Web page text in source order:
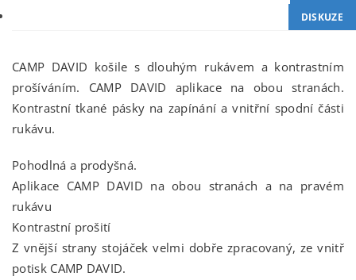
DISKUZE
CAMP DAVID košile s dlouhým rukávem a kontrastním
prošíváním. CAMP DAVID aplikace na obou stranách.
Kontrastní tkané pásky na zapínání a vnitřní spodní části
rukávu.
Pohodlná a prodyšná.
Aplikace CAMP DAVID na obou stranách a na pravém
rukávu
Kontrastní prošití
Z vnější strany stojáček velmi dobře zpracovaný, ze vnitř
potisk CAMP DAVID.